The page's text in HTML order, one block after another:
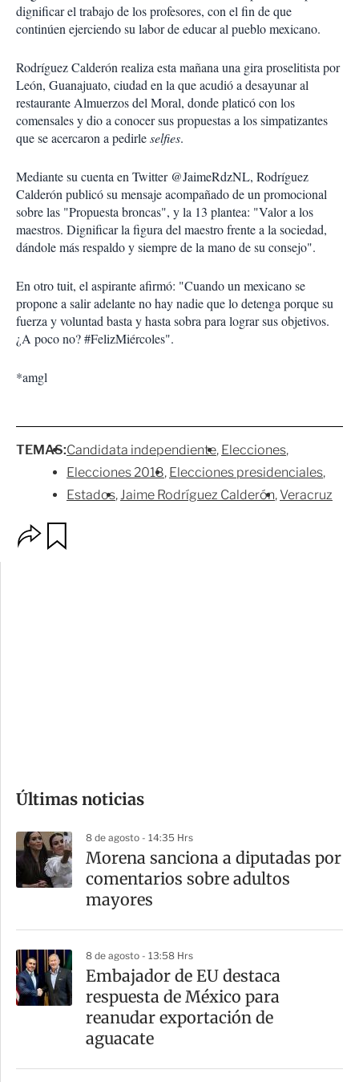
dignificar el trabajo de los profesores, con el fin de que
continúen ejerciendo su labor de educar al pueblo mexicano.
Rodríguez Calderón realiza esta mañana una gira proselitista por
León, Guanajuato, ciudad en la que acudió a desayunar al
restaurante Almuerzos del Moral, donde platicó con los
comensales y dio a conocer sus propuestas a los simpatizantes
que se acercaron a pedirleselfies.
Mediante su cuenta en Twitter @JaimeRdzNL, Rodríguez
Calderón publicó su mensaje acompañado de un promocional
sobre las "Propuesta broncas", y la 13 plantea: "Valor a los
maestros. Dignificar la figura del maestro frente a la sociedad,
dándole más respaldo y siempre de la mano de su consejo".
En otro tuit, el aspirante afirmó: "Cuando un mexicano se
propone a salir adelante no hay nadie que lo detenga porque su
fuerza y voluntad basta y hasta sobra para lograr sus objetivos.
¿A poco no? #FelizMiércoles".
*amgl
TEMAS:Candidata independiente Elecciones
Elecciones 2018 Elecciones presidenciales
Estados Jaime Rodríguez Calderón Veracruz
m
a
r
t
Últimas noticias
8 de agosto - 14:35 Hrs
Morena sanciona a diputadas por
comentarios sobre adultos
mayores
8 de agosto - 13:58 Hrs
Embajador de EU destaca
respuesta de México para
reanudar exportación de
aguacate